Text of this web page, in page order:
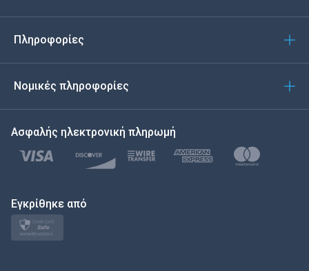
Italiano
Türkçe
Polski
日本
Πληροφορίες
Νομικές πληροφορίες
Ασφαλής ηλεκτρονική πληρωμή
Εγκρίθηκε από